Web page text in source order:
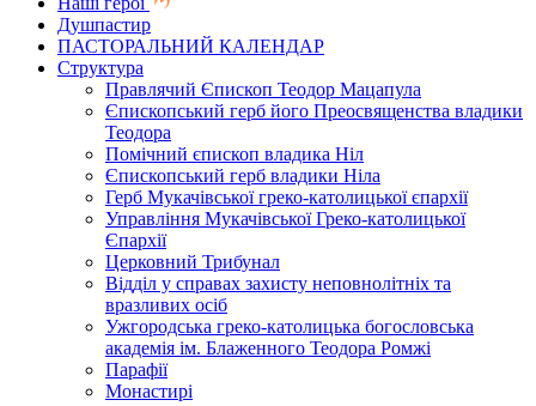
Душпастир
ПАСТОРАЛЬНИЙ КАЛЕНДАР
Структура
Правлячий Єпископ Теодор Мацапула
Єпископський герб його Преосвященства владики
Теодора
Помічний єпископ владика Ніл
Єпископський герб владики Ніла
Герб Мукачівської греко-католицької єпархії
Управління Мукачівської Греко-католицької
Єпархії
Церковний Трибунал
Відділ у справах захисту неповнолітніх та
вразливих осіб
Ужгородська греко-католицька богословська
академія ім. Блаженного Теодора Ромжі
Парафії
Монастирі